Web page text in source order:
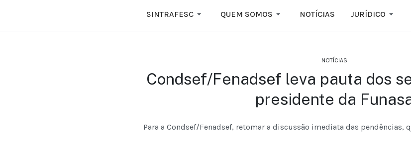
SINTRAFESC QUEM SOMOS NOTÍCIAS JURÍDICO
NOTÍCIAS
Condsef/Fenadsef leva pauta dos
presidente da
Para a Condsef/Fenadsef, retomar a discussão imediata das pendências,